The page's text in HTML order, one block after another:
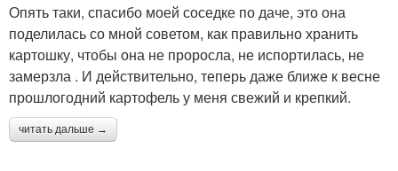
Опять таки, спасибо моей соседке по даче, это она
поделилась со мной советом, как правильно хранить
картошку, чтобы она не проросла, не испортилась, не
замерзла . И действительно, теперь даже ближе к весне
прошлогодний картофель у меня свежий и крепкий.
читать дальше →